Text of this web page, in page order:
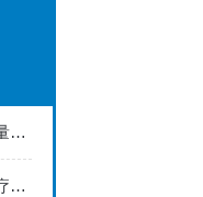
挑选移液器吸头，除了容量和规格还要注意什么？
高温压力蒸汽灭菌器：医疗与实验室的高效消毒保障